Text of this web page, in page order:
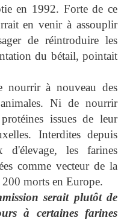
en 1992. Forte de ce
en venir à assouplir
de réintroduire les
du bétail, pointait
nourrir à nouveau des
Ni de nourrir
issues de leur
Interdites depuis
les farines
comme vecteur de la
morts en Europe.
serait plutôt de
à certaines farines